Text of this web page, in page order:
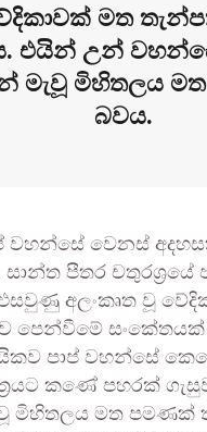
මත
එයින් උන්
මැවූ මිහිතලය
බවය.
වෙනස්
පීතර චතුරශ්‍රයේ
අලංකෘත වූ
පෙන්වීමේ
පාප් වහන්සේ
කණේ පහරක්
මිහිතලය මත පමණක්